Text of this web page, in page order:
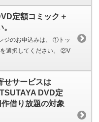
定額コミック＋
ジのお申込みは、 ①トッ
選択してください。 ②V
せサービスは
DVD定
借り放題の対象